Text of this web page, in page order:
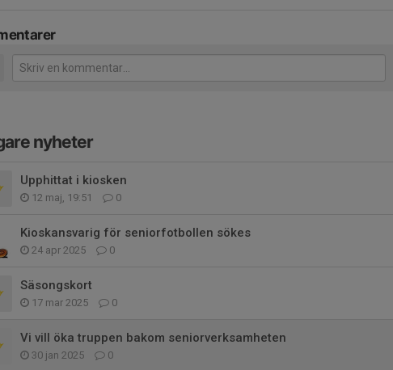
nyheter
Upphittat i kiosken
12 maj, 19:51 0
Kioskansvarig för seniorfotbollen sökes
24 apr 2025 0
Säsongskort
17 mar 2025 0
Vi vill öka truppen bakom seniorverksamheten
30 jan 2025 0